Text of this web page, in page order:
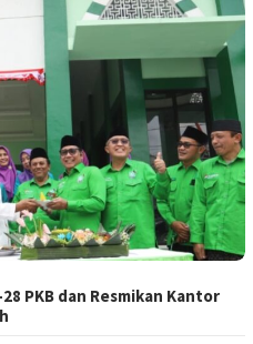
PKB dan Resmikan Kantor